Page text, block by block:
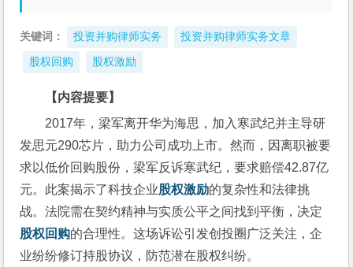
关键词： 投资并购律师实务 投资并购律师实务文章
股权回购 股权激励
【内容提要】
2017年，梁军离开华为海思，加入寒武纪并主导研
发思元290芯片，助力公司成功上市。然而，因离职被要
求以低价回购股份，梁军反诉寒武纪，要求赔偿42.87亿
元。此案揭示了科技企业股权激励的复杂性和法律挑
战。法院需在契约精神与实质公平之间找到平衡，决定
股权回购的合理性。这场诉讼引发创投圈广泛关注，企
业纷纷修订持股协议，防范潜在股权纠纷。